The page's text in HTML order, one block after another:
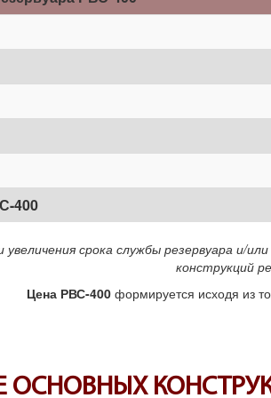
400
срока службы резервуара и/
конструкций
Цена РВС-400 формируется исходя из